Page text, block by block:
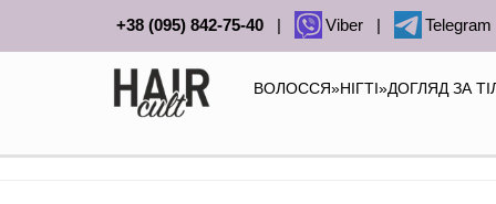
+38 (095) 842-75-40 | Viber | Telegram
ВОЛОССЯ»НІГТІ»ДОГЛЯД ЗА